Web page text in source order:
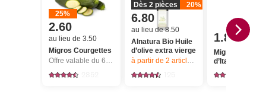
25%
2.60
au lieu de 3.50
Migros Courgettes
Offre valable du 6.8 au 12.8.2026, jusqu’à épuisement du stock.
Dès 2 pièces 20%
6.80
au lieu de 8.50
Alnatura Bio Huile
d’olive extra vierge
à partir de 2 articles, Offre valable du
1.80
Migros Risotto
d’Italia